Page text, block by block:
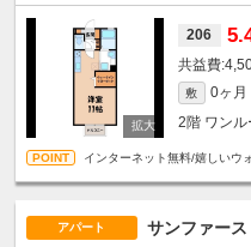
206
敷 0ヶ月
2階 ワン
インターネット無料/嬉しいウ
アパート サンファース